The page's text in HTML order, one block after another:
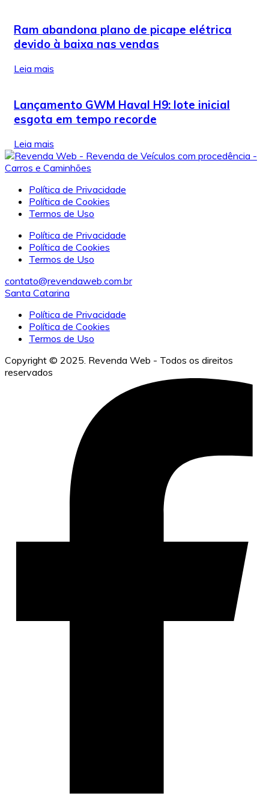
Ram abandona plano de picape elétrica
devido à baixa nas vendas
Leia mais
Lançamento GWM Haval H9: lote inicial
esgota em tempo recorde
Leia mais
Política de Privacidade
Política de Cookies
Termos de Uso
Política de Privacidade
Política de Cookies
Termos de Uso
contato@revendaweb.com.br
Santa Catarina
Política de Privacidade
Política de Cookies
Termos de Uso
Copyright © 2025. Revenda Web - Todos os direitos
reservados